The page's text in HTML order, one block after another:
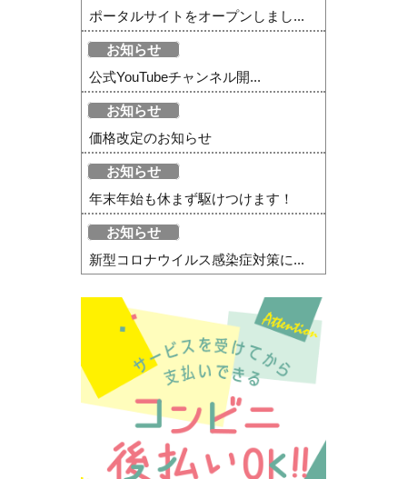
ポータルサイトをオープンしまし...
お知らせ
公式YouTubeチャンネル開...
お知らせ
価格改定のお知らせ
お知らせ
年末年始も休まず駆けつけます！
お知らせ
新型コロナウイルス感染症対策に...